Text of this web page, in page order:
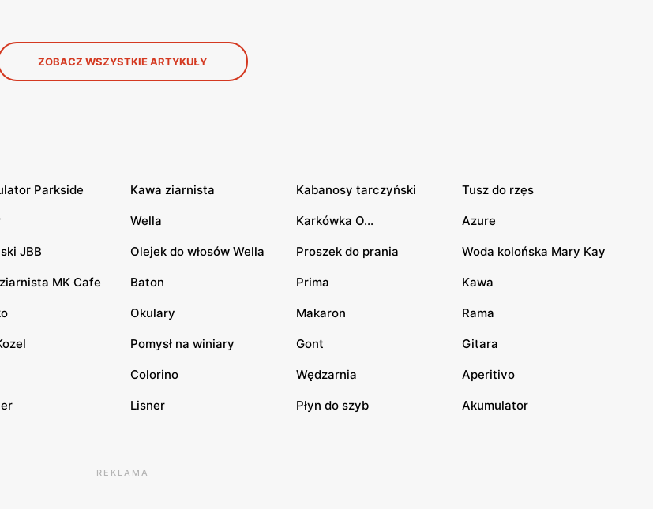
ZOBACZ WSZYSTKIE ARTYKUŁY
Parkside Kawa ziarnista Kabanosy tarczyński Tusz do rzęs
Wella Karkówka O... Azure
JBB Olejek do włosów Wella Proszek do prania Woda kolońska Mary Kay
MK Cafe Baton Prima Kawa
Okulary Makaron Rama
Pomysł na winiary Gont Gitara
Colorino Wędzarnia Aperitivo
Lisner Płyn do szyb Akumulator
REKLAMA